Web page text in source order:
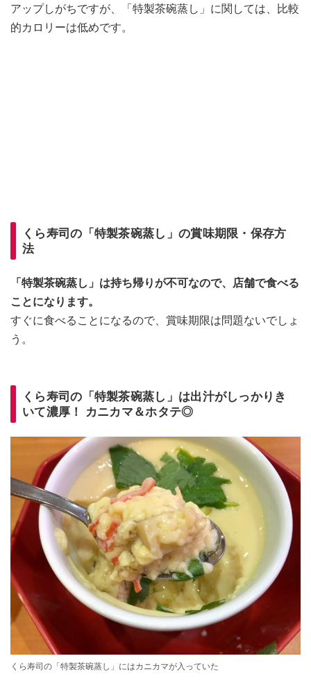
アップしがちですが、「特製茶碗蒸し」に関しては、比較
的カロリーは低めです。
くら寿司の「特製茶碗蒸し」の賞味期限・保存方
法
「特製茶碗蒸し」は持ち帰りが不可なので、店舗で食べる
ことになります。
すぐに食べることになるので、賞味期限は問題ないでしょ
う。
くら寿司の「特製茶碗蒸し」は出汁がしっかりき
いて濃厚！ カニカマ＆ホタテ◎
くら寿司の「特製茶碗蒸し」にはカニカマが入っていた